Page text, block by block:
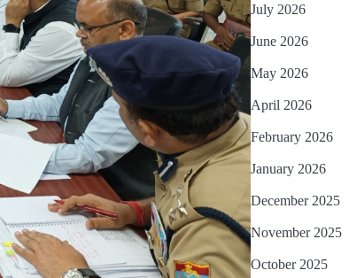
July 2026
June 2026
May 2026
April 2026
February 2026
January 2026
December 2025
November 2025
October 2025